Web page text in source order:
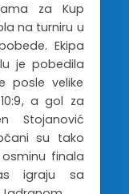
za Kup
na turniru u
Ekipa
je pobedila
posle velike
a gol za
Stojanović
su tako
finala
igraju sa